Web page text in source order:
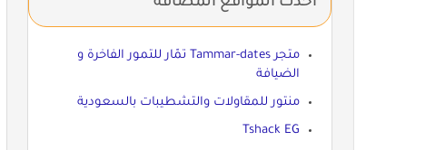
متجر Tammar-dates تمّار للتمور الفاخرة و
الضيافة
منتور للمقاولات والتشطيبات بالسعودية
Tshack EG